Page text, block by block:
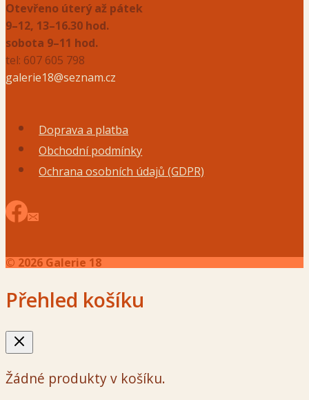
Otevřeno úterý až pátek
9–12, 13–16.30 hod.
sobota 9–11 hod.
tel: 607 605 798
galerie18@seznam.cz
Doprava a platba
Obchodní podmínky
Ochrana osobních údajů (GDPR)
© 2026 Galerie 18
Přehled košíku
Žádné produkty v košíku.